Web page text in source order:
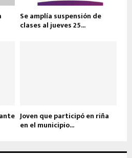
Se amplía suspensión de
clases al jueves 25...
Joven que participó en riña
en el municipio...